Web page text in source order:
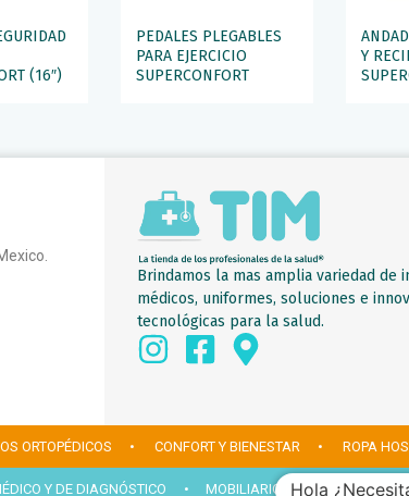
(16″)
PEDALES PLEGABLES
PARA EJERCICIO
SUPERCONFORT
Y
Brindamos la mas amplia variedad de
médicos, uniformes, soluciones e
tecnológicas para la salud.
ORTOPÉDICOS • CONFORT Y BIENESTAR • ROPA
Y DE DIAGNÓSTICO • MOBILIARIO PARAHola